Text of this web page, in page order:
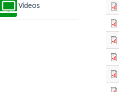
Vídeos